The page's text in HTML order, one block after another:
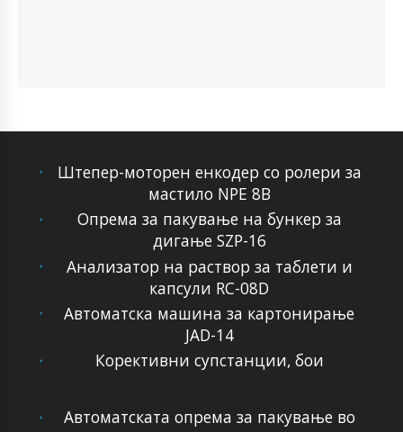
Штепер-моторен енкодер со ролери за
мастило NPE 8B
Опрема за пакување на бункер за
дигање SZP-16
Анализатор на раствор за таблети и
капсули RC-08D
Автоматска машина за картонирање
JAD-14
Корективни супстанции, бои
Автоматската опрема за пакување во